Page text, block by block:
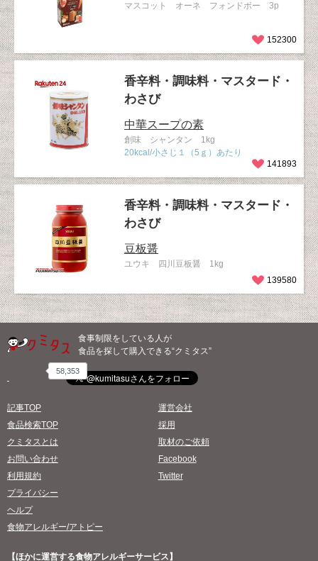
マスコット オーネ フォンドボー 3p
152300
香辛料・調味料・マスタード・
わさび
中華スープの素
創味 シャンタン 1kg
20kcal/小さじ１（5ｇ）あたり
141893
香辛料・調味料・マスタード・
わさび
豆板醤
ユウキ 四川豆板醤 1kg
139580
食事制限をしている人が
食品を探して購入できる“クミタス”
58,353
記事TOP
食品検索TOP
クミタスとは
お問い合わせ
利用規約
プライバシー
ヘルプ
食物アレルギー/アトピー
運営会社
採用
取材のご依頼
Facebook
Twitter
【ほかに運営する食物アレルギーサービス】